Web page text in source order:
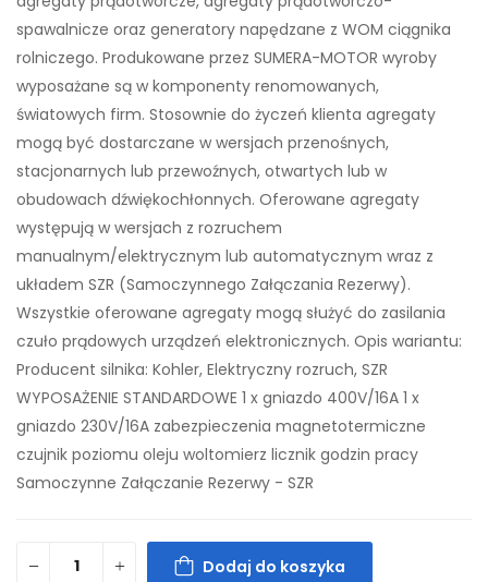
spawalnicze oraz generatory napędzane z WOM ciągnika
rolniczego. Produkowane przez SUMERA-MOTOR wyroby
wyposażane są w komponenty renomowanych,
światowych firm. Stosownie do życzeń klienta agregaty
mogą być dostarczane w wersjach przenośnych,
stacjonarnych lub przewoźnych, otwartych lub w
obudowach dźwiękochłonnych. Oferowane agregaty
występują w wersjach z rozruchem
manualnym/elektrycznym lub automatycznym wraz z
układem SZR (Samoczynnego Załączania Rezerwy).
Wszystkie oferowane agregaty mogą służyć do zasilania
czuło prądowych urządzeń elektronicznych. Opis wariantu:
Producent silnika: Kohler, Elektryczny rozruch, SZR
WYPOSAŻENIE STANDARDOWE 1 x gniazdo 400V/16A 1 x
gniazdo 230V/16A zabezpieczenia magnetotermiczne
czujnik poziomu oleju woltomierz licznik godzin pracy
Samoczynne Załączanie Rezerwy - SZR
Dodaj do koszyka